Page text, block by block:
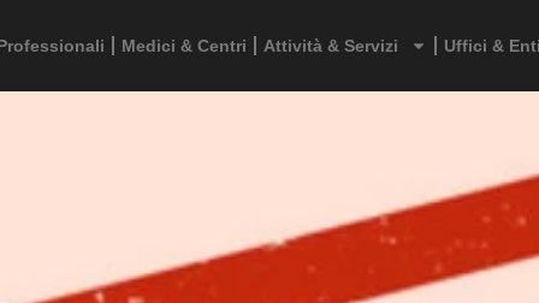
Medici & Centri Attività & Servizi Uffici &